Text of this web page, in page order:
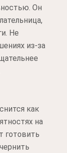
Он
Не
из-за
как
на
готовить